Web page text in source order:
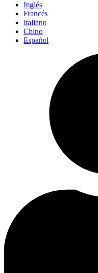
Inglés
Francés
Italiano
Chino
Español